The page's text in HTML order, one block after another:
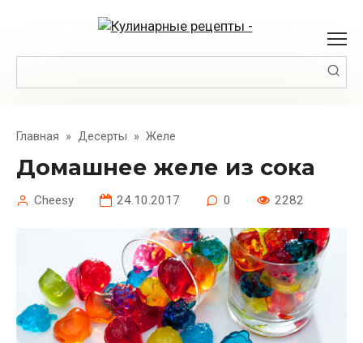
Главная » Десерты » Желе
Домашнее желе из сока
Cheesy 24.10.2017 0 2282